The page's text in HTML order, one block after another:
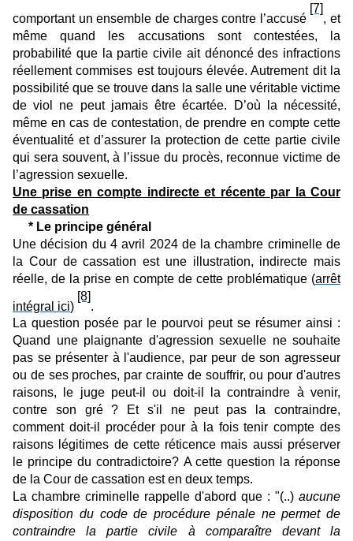
comportant un ensemble de charges contre l’accusé
[7]
, et
même quand les accusations sont contestées, la
probabilité que la partie civile ait dénoncé des infractions
réellement commises est toujours élevée. Autrement dit la
possibilité que se trouve dans la salle une véritable victime
de viol ne peut jamais être écartée. D’où la nécessité,
même en cas de contestation, de prendre en compte cette
éventualité et d’assurer la protection de cette partie civile
qui sera souvent, à l’issue du procès, reconnue victime de
l’agression sexuelle.
Une prise en compte indirecte et récente par la Cour
de cassation
* Le principe général
Une décision du 4 avril 2024 de la chambre criminelle de
la Cour de cassation est une illustration, indirecte mais
réelle, de la prise en compte de cette problématique (arrêt
intégral ici)
[8]
La question posée par le pourvoi peut se résumer ainsi :
Quand une plaignante d'agression sexuelle ne souhaite
pas se présenter à l'audience, par peur de son agresseur
ou de ses proches, par crainte de souffrir, ou pour d'autres
raisons, le juge peut-il ou doit-il la contraindre à venir,
contre son gré ? Et s'il ne peut pas la contraindre,
comment doit-il procéder pour à la fois tenir compte des
raisons légitimes de cette réticence mais aussi préserver
le principe du contradictoire? A cette question la réponse
de la Cour de cassation est en deux temps.
La chambre criminelle rappelle d'abord que : "(..) aucune
disposition du code de procédure pénale ne permet de
contraindre la partie civile à comparaître devant la